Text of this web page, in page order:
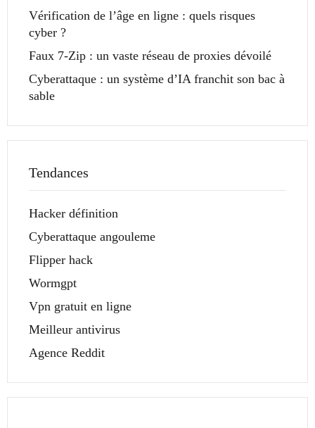
Vérification de l’âge en ligne : quels risques
cyber ?
Faux 7-Zip : un vaste réseau de proxies dévoilé
Cyberattaque : un système d’IA franchit son bac à
sable
Tendances
Hacker définition
Cyberattaque angouleme
Flipper hack
Wormgpt
Vpn gratuit en ligne
Meilleur antivirus
Agence Reddit